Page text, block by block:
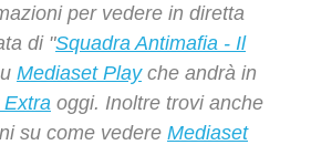
per vedere in diretta
di "Squadra Antimafia - Il
Mediaset Playche andrà in
oggi. Inoltre trovi anche
su come vedere Mediaset